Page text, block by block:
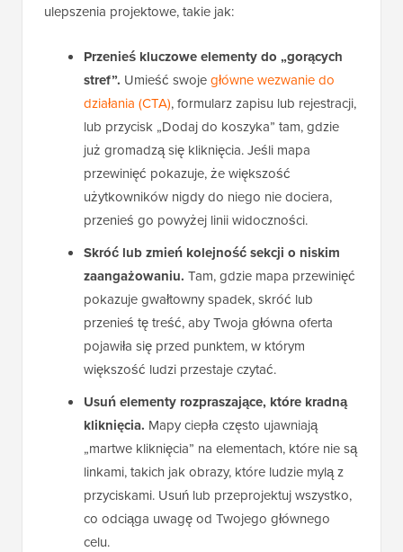
ulepszenia projektowe, takie jak:
Przenieś kluczowe elementy do „gorących
stref”. Umieść swojegłówne wezwanie do
działania (CTA), formularz zapisu lub rejestracji,
lub przycisk „Dodaj do koszyka” tam, gdzie
już gromadzą się kliknięcia. Jeśli mapa
przewinięć pokazuje, że większość
użytkowników nigdy do niego nie dociera,
przenieś go powyżej linii widoczności.
Skróć lub zmień kolejność sekcji o niskim
zaangażowaniu. Tam, gdzie mapa przewinięć
pokazuje gwałtowny spadek, skróć lub
przenieś tę treść, aby Twoja główna oferta
pojawiła się przed punktem, w którym
większość ludzi przestaje czytać.
Usuń elementy rozpraszające, które kradną
kliknięcia. Mapy ciepła często ujawniają
„martwe kliknięcia” na elementach, które nie są
linkami, takich jak obrazy, które ludzie mylą z
przyciskami. Usuń lub przeprojektuj wszystko,
co odciąga uwagę od Twojego głównego
celu.